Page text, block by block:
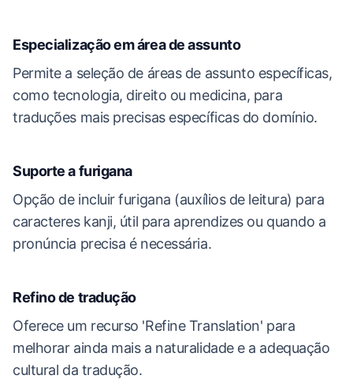
Especialização em área de assunto
Permite a seleção de áreas de assunto específicas,
como tecnologia, direito ou medicina, para
traduções mais precisas específicas do domínio.
Suporte a furigana
Opção de incluir furigana (auxílios de leitura) para
caracteres kanji, útil para aprendizes ou quando a
pronúncia precisa é necessária.
Refino de tradução
Oferece um recurso 'Refine Translation' para
melhorar ainda mais a naturalidade e a adequação
cultural da tradução.